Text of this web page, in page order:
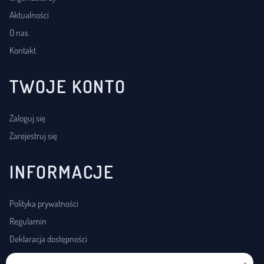
Aktualności
O nas
Kontakt
TWOJE KONTO
Zaloguj się
Zarejestruj się
INFORMACJE
Polityka prywatności
Regulamin
Deklaracja dostępności